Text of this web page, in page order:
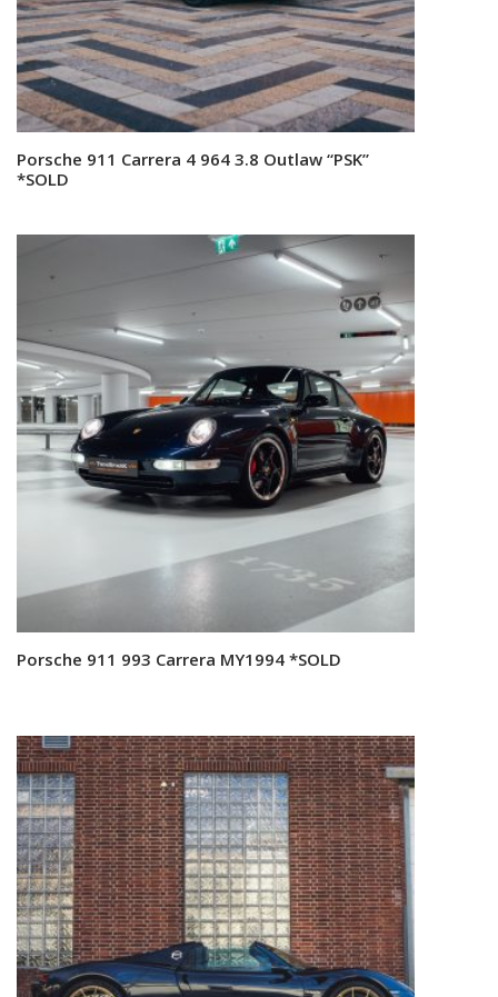
Read more
Porsche 911 Carrera 4 964 3.8 Outlaw “PSK”
*SOLD
Read more
Porsche 911 993 Carrera MY1994 *SOLD